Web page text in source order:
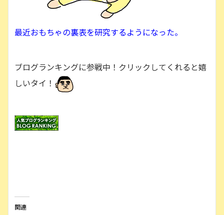
最近おもちゃの裏表を研究するようになった。
ブログランキングに参戦中！クリックしてくれると嬉
しいタイ！
関連